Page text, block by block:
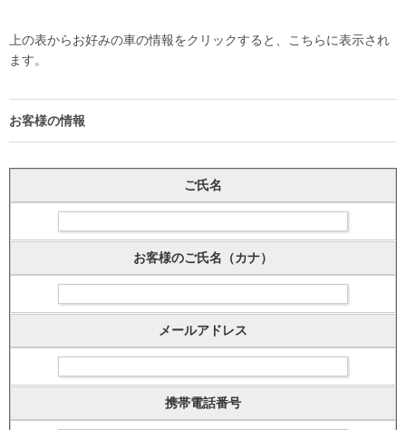
上の表からお好みの車の情報をクリックすると、こちらに表示され
ます。
お客様の情報
ご氏名
お客様のご氏名（カナ）
メールアドレス
携帯電話番号